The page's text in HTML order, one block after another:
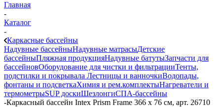
Главная
-
Каталог
-
Каркасные бассейны
Надувные бассейныНадувные матрасыДетские
бассейныПляжная продукцияНадувные батутыЗапчасти для
бассейновОборудование для чистки и фильтрацииТенты,
подстилки и покрывала Лестницы и ванночкиВодопады,
фонтаны и подсветкаХимия и рем.комплектыНагреватели и
термометрыSUP доскиШезлонгиСПА-бассейны
-Каркасный бассейн Intex Prism Frame 366 x 76 см, арт. 26710